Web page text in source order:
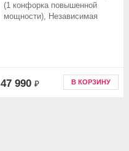
(1 конфорка повышенной
мощности), Независимая
47 990 ₽ В КОРЗИНУ